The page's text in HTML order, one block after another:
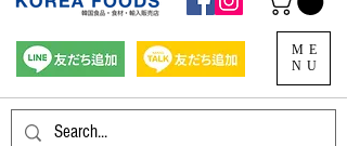
ME
NU